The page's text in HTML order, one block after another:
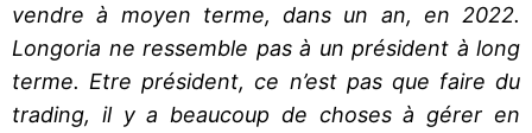
vendre à moyen terme, dans un an, en 2022.
Longoria ne ressemble pas à un président à long
terme. Etre président, ce n’est pas que faire du
trading, il y a beaucoup de choses à gérer en